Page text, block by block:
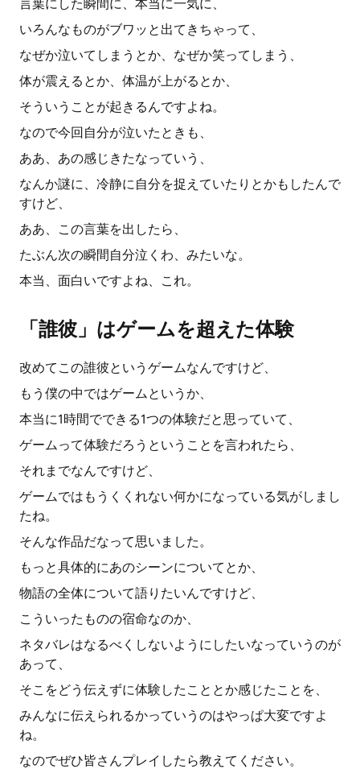
言葉にした瞬間に、本当に一気に、
いろんなものがブワッと出てきちゃって、
なぜか泣いてしまうとか、なぜか笑ってしまう、
体が震えるとか、体温が上がるとか、
そういうことが起きるんですよね。
なので今回自分が泣いたときも、
ああ、あの感じきたなっていう、
なんか謎に、冷静に自分を捉えていたりとかもしたんで
すけど、
ああ、この言葉を出したら、
たぶん次の瞬間自分泣くわ、みたいな。
本当、面白いですよね、これ。
「誰彼」はゲームを超えた体験
改めてこの誰彼というゲームなんですけど、
もう僕の中ではゲームというか、
本当に1時間でできる1つの体験だと思っていて、
ゲームって体験だろうということを言われたら、
それまでなんですけど、
ゲームではもうくくれない何かになっている気がしまし
たね。
そんな作品だなって思いました。
もっと具体的にあのシーンについてとか、
物語の全体について語りたいんですけど、
こういったものの宿命なのか、
ネタバレはなるべくしないようにしたいなっていうのが
あって、
そこをどう伝えずに体験したこととか感じたことを、
みんなに伝えられるかっていうのはやっぱ大変ですよ
ね。
なのでぜひ皆さんプレイしたら教えてください。